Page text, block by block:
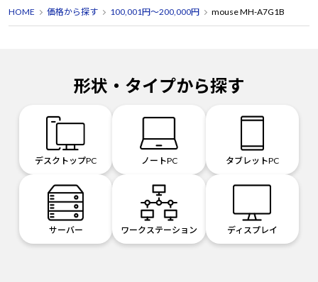
HOME 価格から探す 100,001円～200,000円 mouse MH-A7G1B
形状・タイプから探す
デスクトップPC ノートPC タブレットPC
サーバー ワークステーション ディスプレイ